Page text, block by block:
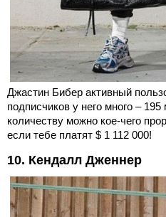
Джастин Бибер активный
подписчиков у него много –
количеству можно кое-чего
если тебе платят $ 1 112 000!
10. Кендалл Дженнер